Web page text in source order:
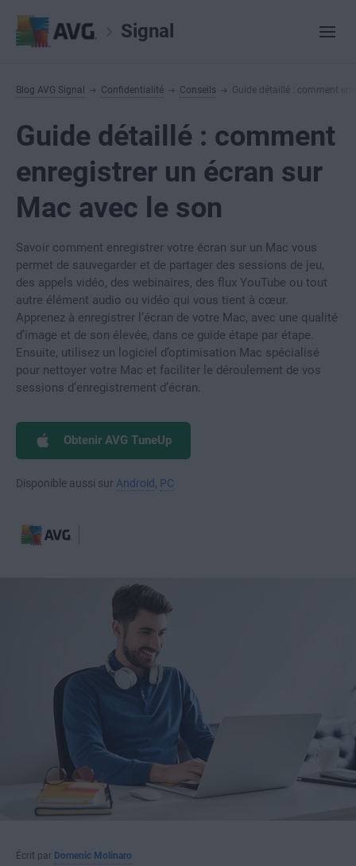
Signal
Blog AVG Signal Confidentialité Conseils Guide détaillé : comment
Guide détaillé : comment
enregistrer un écran sur
Mac avec le son
Savoir comment enregistrer votre écran sur un Mac vous
permet de sauvegarder et de partager des sessions de jeu,
des appels vidéo, des webinaires, des flux YouTube ou tout
autre élément audio ou vidéo qui vous tient à cœur.
Apprenez à enregistrer l’écran de votre Mac, avec une qualité
d’image et de son élevée, dans ce guide étape par étape.
Ensuite, utilisez un logiciel d’optimisation Mac spécialisé
pour nettoyer votre Mac et faciliter le déroulement de vos
sessions d’enregistrement d’écran.
Obtenir AVG TuneUp
Disponible aussi sur Android PC
Écrit par Domenic Molinaro